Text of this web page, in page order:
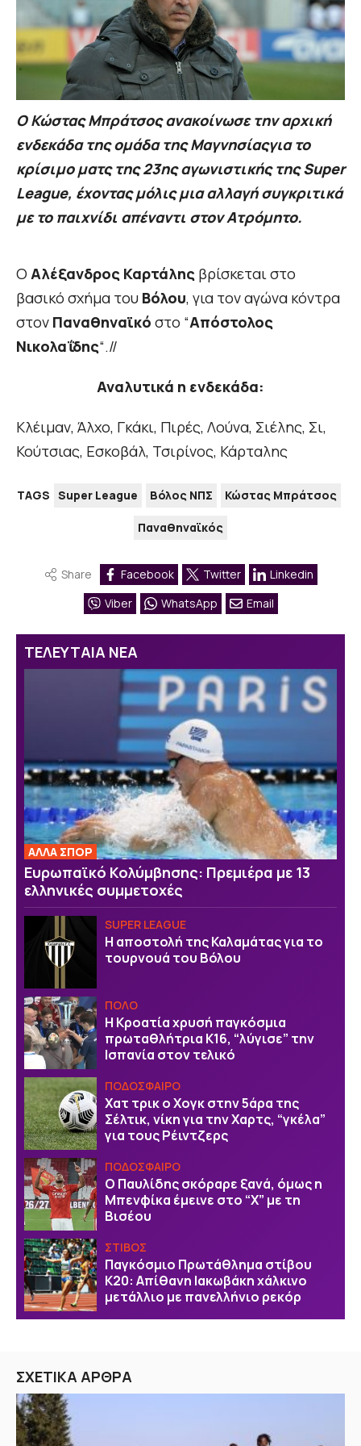
Ο Κώστας Μπράτσος ανακοίνωσε την αρχική
ενδεκάδα της ομάδα της Μαγνησίαςγια το
κρίσιμο ματς της 23ης αγωνιστικής της Super
League, έχοντας μόλις μια αλλαγή συγκριτικά
με το παιχνίδι απέναντι στον Ατρόμητο.
Ο Αλέξανδρος Καρτάλης βρίσκεται στο
βασικό σχήμα του Βόλου, για τον αγώνα κόντρα
στον Παναθηναϊκό στο “Απόστολος
Νικολαΐδης“.//
Αναλυτικά η ενδεκάδα:
Κλέιμαν, Άλχο, Γκάκι, Πιρές, Λούνα, Σιέλης, Σι,
Κούτσιας, Εσκοβάλ, Τσιρίνος, Κάρταλης
TAGS Super League Βόλος ΝΠΣ Κώστας Μπράτσος
Παναθηναϊκός
Share Facebook Twitter
Linkedin
Viber
WhatsApp Email
ΤΕΛΕΥΤΑΙΑ ΝΕΑ
ΑΛΛΑ ΣΠΟΡ
Ευρωπαϊκό Κολύμβησης: Πρεμιέρα με 13
ελληνικές συμμετοχές
SUPER LEAGUE
Η αποστολή της Καλαμάτας για το
τουρνουά του Βόλου
ΠΟΛΟ
Η Κροατία χρυσή παγκόσμια
πρωταθλήτρια Κ16, “λύγισε” την
Ισπανία στον τελικό
ΠΟΔΟΣΦΑΙΡΟ
Χατ τρικ ο Χογκ στην 5άρα της
Σέλτικ, νίκη για την Χαρτς, “γκέλα”
για τους Ρέιντζερς
ΠΟΔΟΣΦΑΙΡΟ
Ο Παυλίδης σκόραρε ξανά, όμως η
Μπενφίκα έμεινε στο “Χ” με τη
Βισέου
ΣΤΙΒΟΣ
Παγκόσμιο Πρωτάθλημα στίβου
Κ20: Απίθανη Ιακωβάκη χάλκινο
μετάλλιο με πανελλήνιο ρεκόρ
ΣΧΕΤΙΚΑ ΑΡΘΡΑ